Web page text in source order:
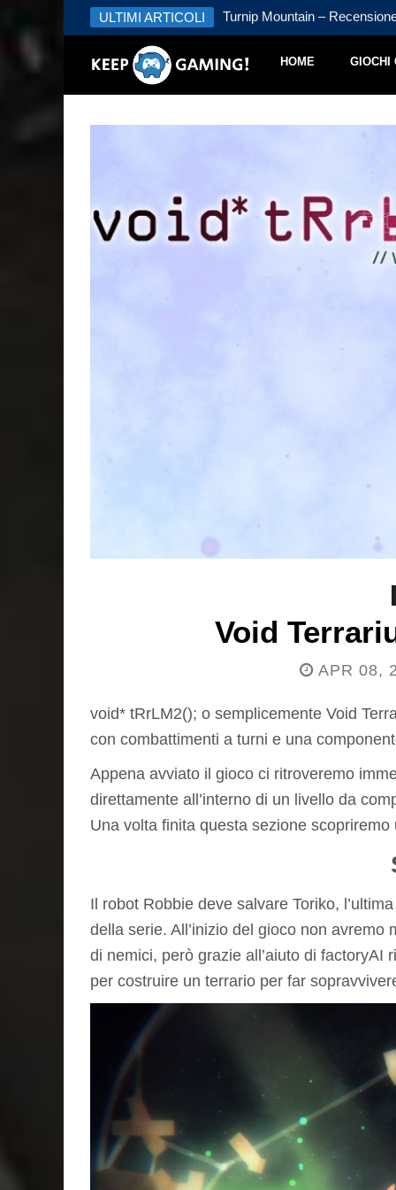
ULTIMI ARTICOLI Turnip Mountain –
HOME GIOCHI
Void
APR 08,
void* tRrLM2(); o semplicemente Void
con combattimenti a turni e una
Appena avviato il gioco ci ritroveremo
direttamente all’interno di un livello da
Una volta finita questa sezione
Il robot Robbie deve salvare Toriko,
della serie. All’inizio del gioco non
di nemici, però grazie all’aiuto di
per costruire un terrario per far